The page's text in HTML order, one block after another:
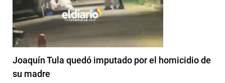
Joaquín Tula quedó imputado por el homicidio de
su madre